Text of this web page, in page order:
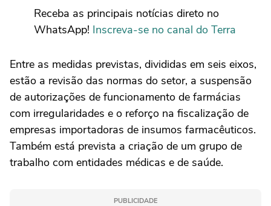
Receba as principais notícias direto no
WhatsApp! Inscreva-se no canal do Terra
Entre as medidas previstas, divididas em seis eixos,
estão a revisão das normas do setor, a suspensão
de autorizações de funcionamento de farmácias
com irregularidades e o reforço na fiscalização de
empresas importadoras de insumos farmacêuticos.
Também está prevista a criação de um grupo de
trabalho com entidades médicas e de saúde.
PUBLICIDADE